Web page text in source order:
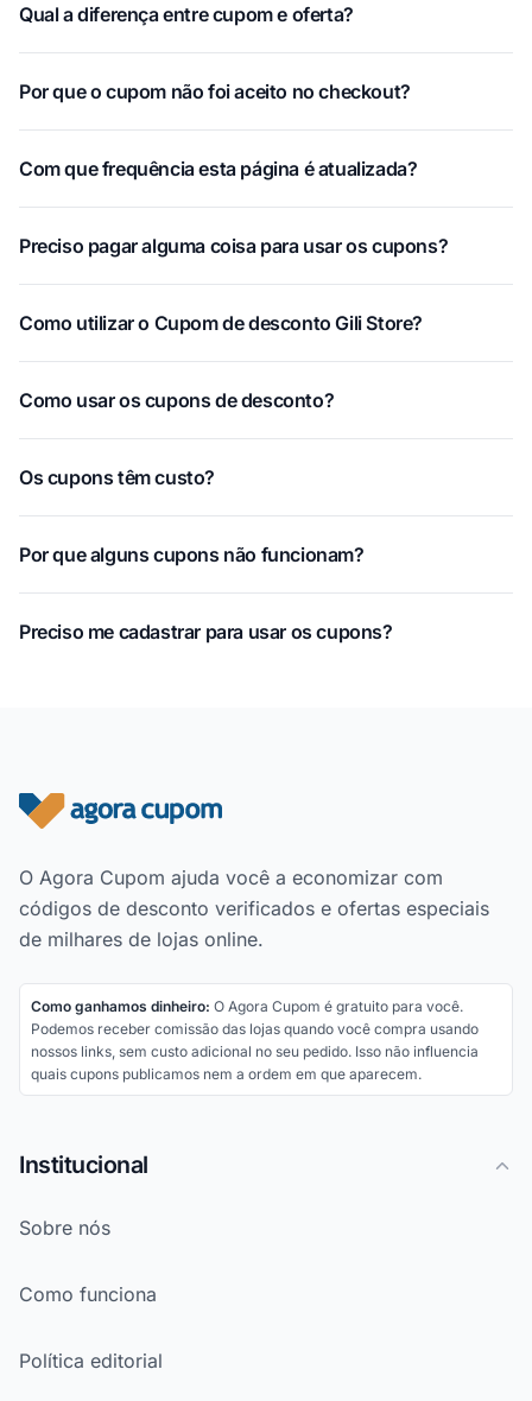
Qual a diferença entre cupom e oferta?
Por que o cupom não foi aceito no checkout?
Com que frequência esta página é atualizada?
Preciso pagar alguma coisa para usar os cupons?
Como utilizar o Cupom de desconto Gili Store?
Como usar os cupons de desconto?
Os cupons têm custo?
Por que alguns cupons não funcionam?
Preciso me cadastrar para usar os cupons?
Rodapé do site
O Agora Cupom ajuda você a economizar com
códigos de desconto verificados e ofertas especiais
de milhares de lojas online.
Como ganhamos dinheiro: O Agora Cupom é gratuito para você.
Podemos receber comissão das lojas quando você compra usando
nossos links, sem custo adicional no seu pedido. Isso não influencia
quais cupons publicamos nem a ordem em que aparecem.
Institucional
Sobre nós
Como funciona
Política editorial